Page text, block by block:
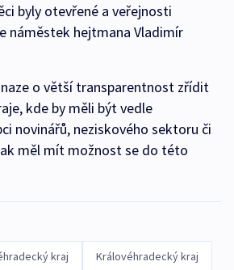
byly otevřené a veřejnosti
náměstek hejtmana Vladimír
o větší transparentnost zřídit
kde by měli být vedle
novinářů, neziskového sektoru či
měl mít možnost se do této
kraj Královéhradecký kraj